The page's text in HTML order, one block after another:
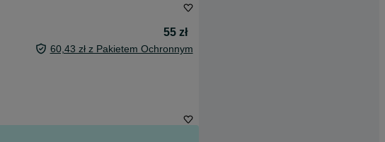
55 zł
60,43 zł z Pakietem Ochronnym